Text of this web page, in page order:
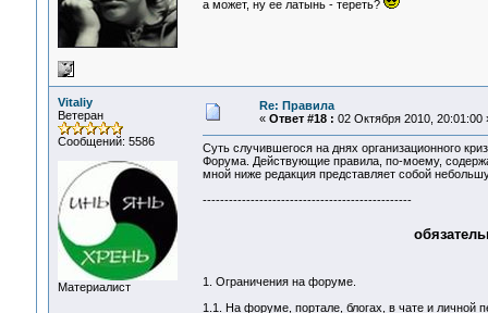
а может, ну ее латынь - тереть?
Vitaliy
Ветеран
Сообщений: 5586
Материалист
Re: Правила
« Ответ #18 : 02 Октября 2010, 20:01:00
Суть случившегося на днях организационного
Форума. Действующие правила, по-моему,
мной ниже редакция представляет собой
------------------------------------------------
1. Ограничения на форуме.
1.1. На форуме, портале, блогах, в чате и личной